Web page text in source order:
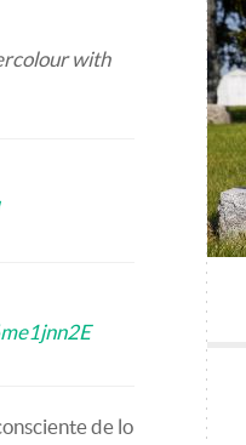
with
de lo